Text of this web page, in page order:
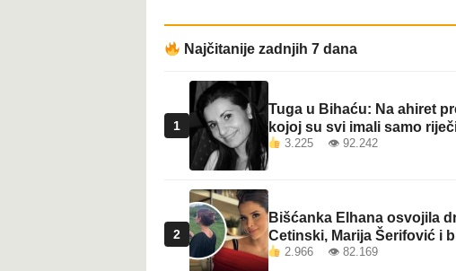
Najčitanije zadnjih 7 dana
1
Tuga u Bihaću: Na ahiret
kojoj su svi imali samo
3.225 👁 92.242
2
Bišćanka Elhana osvojila
Cetinski, Marija Šerifović i
2.966 👁 82.169